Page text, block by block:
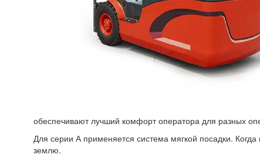
обеспечивают лучший комфорт оператора для разных
Для серии А применяется система мягкой посадки.
землю.